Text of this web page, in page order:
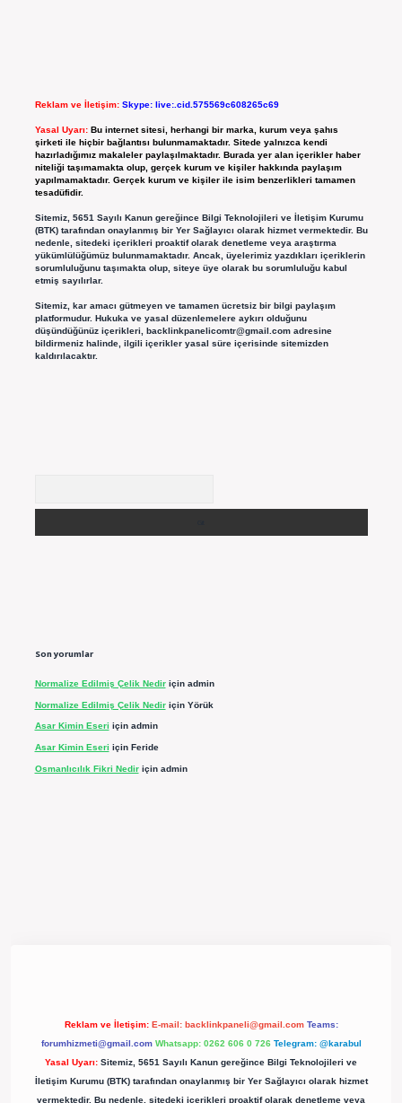
Reklam ve İletişim: Skype: live:.cid.575569c608265c69
Yasal Uyarı: Bu internet sitesi, herhangi bir marka, kurum veya şahıs
şirketi ile hiçbir bağlantısı bulunmamaktadır. Sitede yalnızca kendi
hazırladığımız makaleler paylaşılmaktadır. Burada yer alan içerikler haber
niteliği taşımamakta olup, gerçek kurum ve kişiler hakkında paylaşım
yapılmamaktadır. Gerçek kurum ve kişiler ile isim benzerlikleri tamamen
tesadüfidir.
Sitemiz, 5651 Sayılı Kanun gereğince Bilgi Teknolojileri ve İletişim Kurumu
(BTK) tarafından onaylanmış bir Yer Sağlayıcı olarak hizmet vermektedir. Bu
nedenle, sitedeki içerikleri proaktif olarak denetleme veya araştırma
yükümlülüğümüz bulunmamaktadır. Ancak, üyelerimiz yazdıkları içeriklerin
sorumluluğunu taşımakta olup, siteye üye olarak bu sorumluluğu kabul
etmiş sayılırlar.
Sitemiz, kar amacı gütmeyen ve tamamen ücretsiz bir bilgi paylaşım
platformudur. Hukuka ve yasal düzenlemelere aykırı olduğunu
düşündüğünüz içerikleri, backlinkpanelicomtr@gmail.comadresine
bildirmeniz halinde, ilgili içerikler yasal süre içerisinde sitemizden
kaldırılacaktır.
Son yorumlar
Normalize Edilmiş Çelik Nediriçin admin
Normalize Edilmiş Çelik Nediriçin Yörük
Asar Kimin Eseri için admin
Asar Kimin Eseri için Feride
Osmanlıcılık Fikri Nediriçin admin
Reklam ve İletişim: E-mail: backlinkpaneli@gmail.com Teams:
forumhizmeti@gmail.com Whatsapp: 0262 606 0 726 Telegram: @karabul
Yasal Uyarı: Sitemiz, 5651 Sayılı Kanun gereğince Bilgi Teknolojileri ve
İletişim Kurumu (BTK) tarafından onaylanmış bir Yer Sağlayıcı olarak hizmet
vermektedir. Bu nedenle, sitedeki içerikleri proaktif olarak denetleme veya